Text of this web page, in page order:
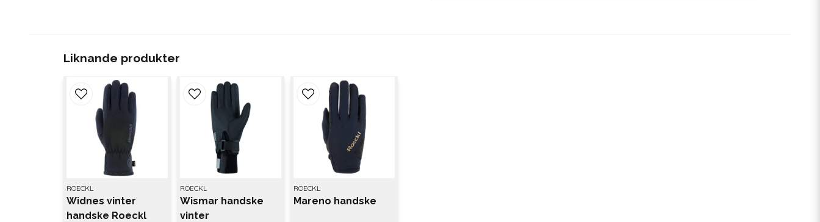
Liknande produkter
ROECKL
Widnes vinter
handske Roeckl
ROECKL
Wismar handske
vinter
ROECKL
Mareno handske